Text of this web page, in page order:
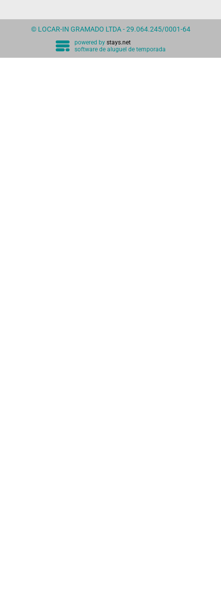
© LOCAR-IN GRAMADO LTDA - 29.064.245/0001-64
powered by stays.net
software de aluguel de temporada